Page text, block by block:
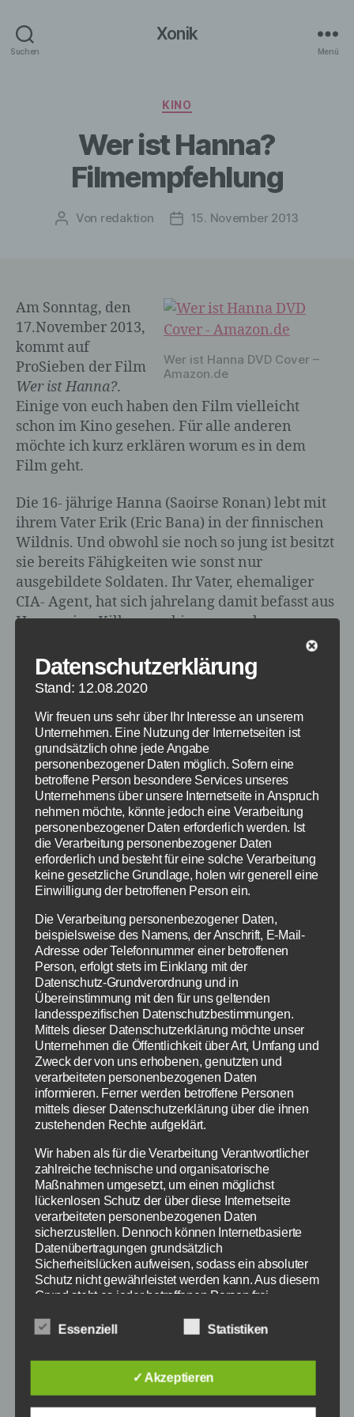
Suchen
Xonik
Menü
Kategorien
KINO
Wer ist Hanna?
Filmempfehlung
Beitragsautor
Von redaktion Veröffentlichungsdatum
15. November 2013
Wer ist Hanna DVD Cover –
Amazon.de
Am Sonntag, den
17.November 2013,
kommt auf
ProSieben der Film
Wer ist Hanna?.
Einige von euch haben den Film vielleicht
schon im Kino gesehen. Für alle anderen
möchte ich kurz erklären worum es in dem
Film geht.
Die 16- jährige Hanna (Saoirse Ronan) lebt mit
ihrem Vater Erik (Eric Bana) in der finnischen
Wildnis. Und obwohl sie noch so jung ist besitzt
sie bereits Fähigkeiten wie sonst nur
ausgebildete Soldaten. Ihr Vater, ehemaliger
CIA- Agent, hat sich jahrelang damit befasst aus
Hanna eine Killermaschine zu machen.
16- jährige auf Mordmission
Auf ihrer ersten Mission, die sie durch ganz
Europa führt, soll die Nachwuchskillerin den
Tod ihrer Mutter rächen. Allerdings wird sie
bald von einigen Agenten verfolgt, die die
skrupellose CIA-Agentin Marissa Wiegler (Cate
Blanchett) auf sie angesetzt hat. Doch als Hanna
die Agentin töten will, die für den Tod ihrer
Mutter verantwortlich ist, erwischt sie nur eine
Doppelgängerin.
Die ganze Verfolgungsjagd endet in Berlin und
Hanna wird auf dem Weg einige Geheimnisse
ihrer Vergangenheit aufdecken.
Trotz Action, nicht nur ein
Männerfilm
Der Story an sich fehlt es sehr an Substanz, doch
schauspielerischen Leistungen von Saoirse
Ronan. Ihr kennt die junge Schauspielerin
vielleicht aus vielen anderen Filmen, wie
Datenschutzerklärung
Stand: 12.08.2020
Wir freuen uns sehr über Ihr Interesse an unserem
Unternehmen. Eine Nutzung der Internetseiten ist
grundsätzlich ohne jede Angabe
personenbezogener Daten möglich. Sofern eine
betroffene Person besondere Services unseres
Unternehmens über unsere Internetseite in Anspruch
nehmen möchte, könnte jedoch eine Verarbeitung
personenbezogener Daten erforderlich werden. Ist
die Verarbeitung personenbezogener Daten
erforderlich und besteht für eine solche Verarbeitung
keine gesetzliche Grundlage, holen wir generell eine
Einwilligung der betroffenen Person ein.
Die Verarbeitung personenbezogener Daten,
beispielsweise des Namens, der Anschrift, E-Mail-
Adresse oder Telefonnummer einer betroffenen
Person, erfolgt stets im Einklang mit der
Datenschutz-Grundverordnung und in
Übereinstimmung mit den für uns geltenden
landesspezifischen Datenschutzbestimmungen.
Mittels dieser Datenschutzerklärung möchte unser
Unternehmen die Öffentlichkeit über Art, Umfang und
Zweck der von uns erhobenen, genutzten und
verarbeiteten personenbezogenen Daten
informieren. Ferner werden betroffene Personen
mittels dieser Datenschutzerklärung über die ihnen
zustehenden Rechte aufgeklärt.
Wir haben als für die Verarbeitung Verantwortlicher
zahlreiche technische und organisatorische
Maßnahmen umgesetzt, um einen möglichst
lückenlosen Schutz der über diese Internetseite
verarbeiteten personenbezogenen Daten
sicherzustellen. Dennoch können Internetbasierte
Datenübertragungen grundsätzlich
Sicherheitslücken aufweisen, sodass ein absoluter
Schutz nicht gewährleistet werden kann. Aus diesem
Grund steht es jeder betroffenen Person frei,
Wegen, beispielsweise telefonisch, an uns zu
Begriffsbestimmungen
Die Datenschutzerklärung beruht auf den
Essenziell Statistiken
✓ Akzeptieren